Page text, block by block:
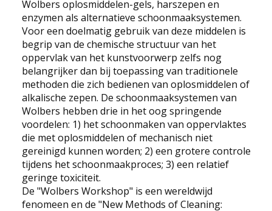
Wolbers oplosmiddelen-gels, harszepen en
enzymen als alternatieve schoonmaaksystemen.
Voor een doelmatig gebruik van deze middelen is
begrip van de chemische structuur van het
oppervlak van het kunstvoorwerp zelfs nog
belangrijker dan bij toepassing van traditionele
methoden die zich bedienen van oplosmiddelen of
alkalische zepen. De schoonmaaksystemen van
Wolbers hebben drie in het oog springende
voordelen: 1) het schoonmaken van oppervlaktes
die met oplosmiddelen of mechanisch niet
gereinigd kunnen worden; 2) een grotere controle
tijdens het schoonmaakproces; 3) een relatief
geringe toxiciteit.
De "Wolbers Workshop" is een wereldwijd
fenomeen en de "New Methods of Cleaning: